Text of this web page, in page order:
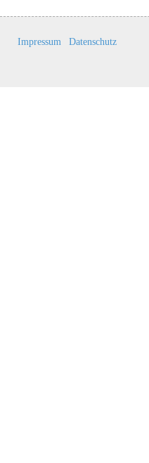
Impressum Datenschutz